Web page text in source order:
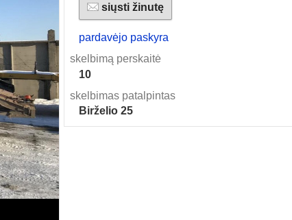
siųsti žinutę
pardavėjo paskyra
skelbimą perskaitė
10
skelbimas patalpintas
Birželio 25